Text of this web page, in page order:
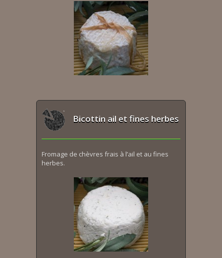
Bicottin ail et fines herbes
Fromage de chèvres frais à l’ail et au fines
herbes.